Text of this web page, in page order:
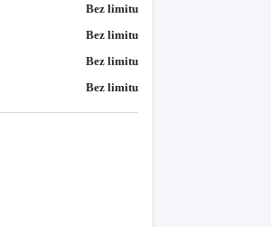
Bez limitu
Bez limitu
Bez limitu
Bez limitu